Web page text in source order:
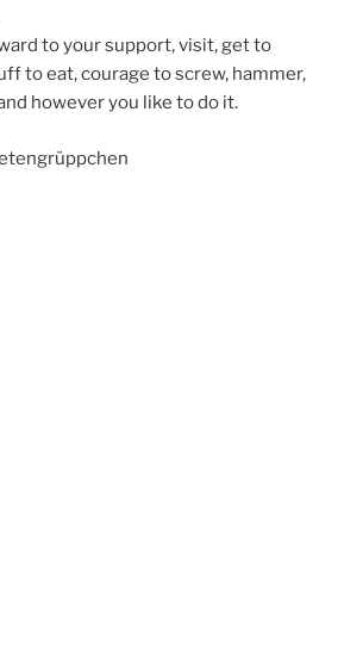
to your support, visit, get to
to eat, courage to screw, hammer,
however you like to do it.